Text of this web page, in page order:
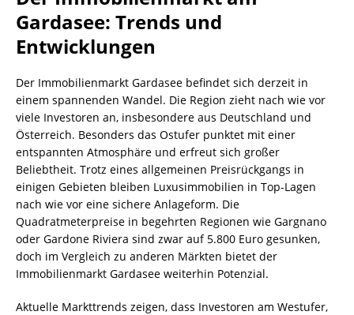
Gardasee: Trends und
Entwicklungen
Der Immobilienmarkt Gardasee befindet sich derzeit in
einem spannenden Wandel. Die Region zieht nach wie vor
viele Investoren an, insbesondere aus Deutschland und
Österreich. Besonders das Ostufer punktet mit einer
entspannten Atmosphäre und erfreut sich großer
Beliebtheit. Trotz eines allgemeinen Preisrückgangs in
einigen Gebieten bleiben Luxusimmobilien in Top-Lagen
nach wie vor eine sichere Anlageform. Die
Quadratmeterpreise in begehrten Regionen wie Gargnano
oder Gardone Riviera sind zwar auf 5.800 Euro gesunken,
doch im Vergleich zu anderen Märkten bietet der
Immobilienmarkt Gardasee weiterhin Potenzial.
Aktuelle Markttrends zeigen, dass Investoren am Westufer,